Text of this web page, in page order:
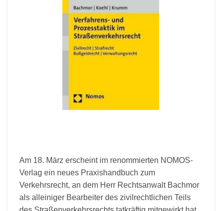
Am 18. März erscheint im renommierten NOMOS-
Verlag ein neues Praxishandbuch zum
Verkehrsrecht, an dem Herr Rechtsanwalt Bachmor
als alleiniger Bearbeiter des zivilrechtlichen Teils